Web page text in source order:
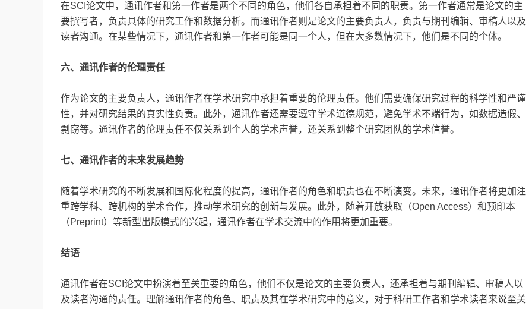
在SCI论文中，通讯作者和第一作者是两个不同的角色，他们各自承担着不同的职责。第一作者通常是论文的主
要撰写者，负责具体的研究工作和数据分析。而通讯作者则是论文的主要负责人，负责与期刊编辑、审稿人以及
读者沟通。在某些情况下，通讯作者和第一作者可能是同一个人，但在大多数情况下，他们是不同的个体。
六、通讯作者的伦理责任
作为论文的主要负责人，通讯作者在学术研究中承担着重要的伦理责任。他们需要确保研究过程的科学性和严谨
性，并对研究结果的真实性负责。此外，通讯作者还需要遵守学术道德规范，避免学术不端行为，如数据造假、
剽窃等。通讯作者的伦理责任不仅关系到个人的学术声誉，还关系到整个研究团队的学术信誉。
七、通讯作者的未来发展趋势
随着学术研究的不断发展和国际化程度的提高，通讯作者的角色和职责也在不断演变。未来，通讯作者将更加注
重跨学科、跨机构的学术合作，推动学术研究的创新与发展。此外，随着开放获取（Open Access）和预印本
（Preprint）等新型出版模式的兴起，通讯作者在学术交流中的作用将更加重要。
结语
通讯作者在SCI论文中扮演着至关重要的角色，他们不仅是论文的主要负责人，还承担着与期刊编辑、审稿人以
及读者沟通的责任。理解通讯作者的角色、职责及其在学术研究中的意义，对于科研工作者和学术读者来说至关